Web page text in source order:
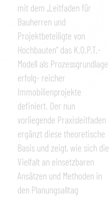
mit dem „Leitfaden für
Bauherren und
Projektbeteiligte von
Hochbauten” das K.O.P.T.-
Modell als Prozessgrundlage
erfolg- reicher
Immobilienprojekte
definiert. Der nun
vorliegende Praxisleitfaden
ergänzt diese theoretische
Basis und zeigt, wie sich die
Vielfalt an einsetzbaren
Ansätzen und Methoden in
den Planungsalltag